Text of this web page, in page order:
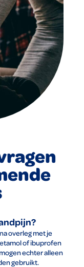
overleg met je
of ibuprofen
echter alleen
gebruikt.